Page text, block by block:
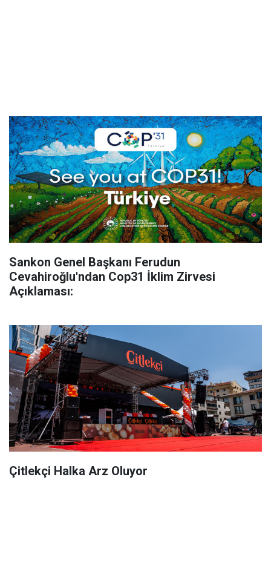
Sankon Genel Başkanı Ferudun
Cevahiroğlu'ndan Cop31 İklim Zirvesi
Açıklaması:
Çitlekçi Halka Arz Oluyor